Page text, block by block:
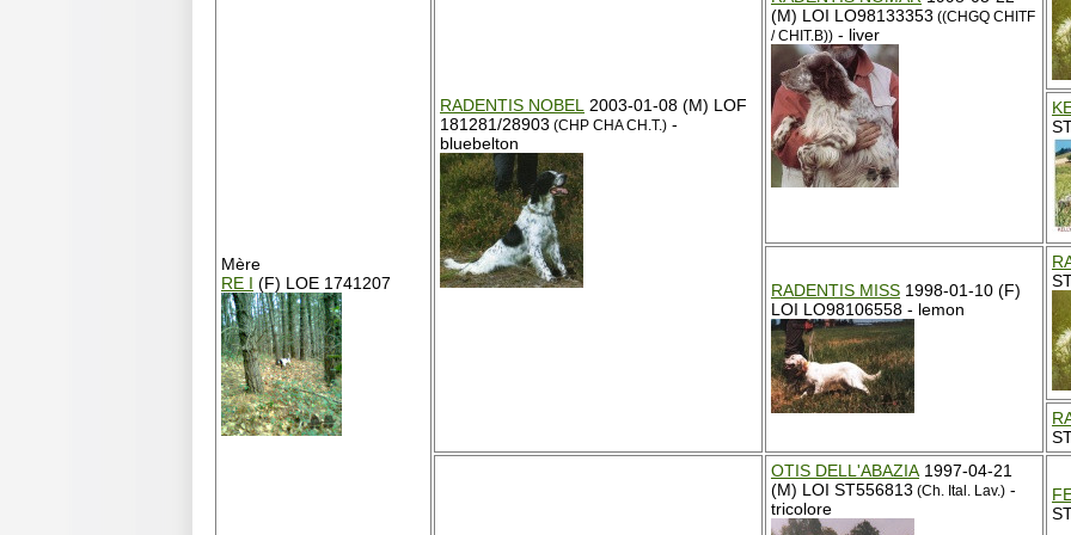
Mère
RE I (F) LOE 1741207
RADENTIS NOBEL
2003-01-08 (M) LOF
181281/28903 (CHP CHA CH.T.) -
bluebelton
(M) LOI LO98133353 ((CHGQ CHITF
/ CHIT.B)) - liver
RADENTIS MISS 1998-01-10 (F)
LOI LO98106558 - lemon
OTIS DELL'ABAZIA 1997-04-21
(M) LOI ST556813 (Ch. Ital. Lav.) -
tricolore